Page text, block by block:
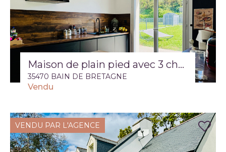
Maison de plain pied avec 3 chambres et jardin clos
35470 BAIN DE BRETAGNE
Vendu
VENDU PAR L'AGENCE